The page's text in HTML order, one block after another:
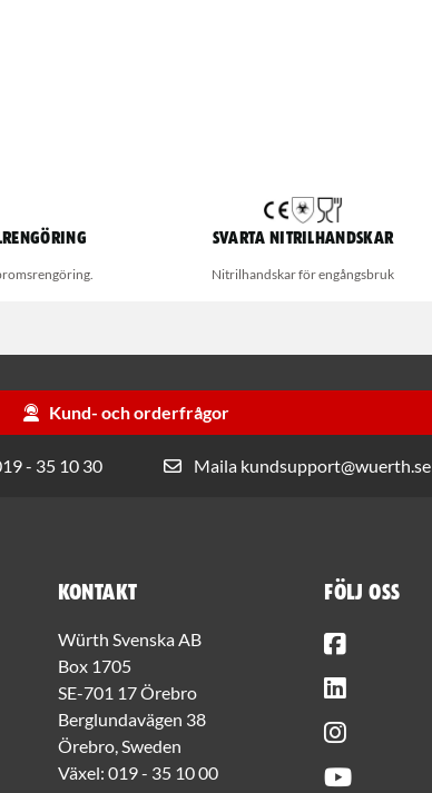
Svarta nitrilhandskar
Nitrilhandskar för engångsbruk
Kund- och orderfrågor
- 35 10 30 Maila kundsupport@wuerth.se
Kontakt
Würth Svenska AB
Box 1705
SE-701 17 Örebro
Berglundavägen 38
Örebro, Sweden
Växel: 019 - 35 10 00
Följ oss